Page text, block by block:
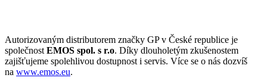
Autorizovaným distributorem značky GP v České republice je
společnost EMOS spol. s r.o. Díky dlouholetým zkušenostem
zajišťujeme spolehlivou dostupnost i servis. Více se o nás dozvíš
na www.emos.eu.